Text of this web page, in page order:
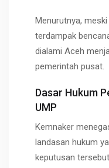
Menurutnya,
terdampak
dialami Aceh
pemerintah pusat.
Dasar Hukum
UMP
Kemnaker
landasan hukum
keputusan